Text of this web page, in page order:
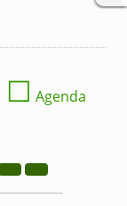
☐ Agenda